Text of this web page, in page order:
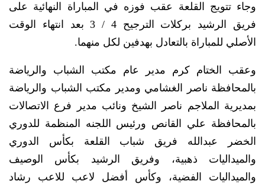
وجاء تتويج القلعة عقب فوزه في المباراة النهائية على
فريق الرشيد بركلات الترجيح 4 / 3 بعد انتهاء الوقت
الأصلي للمباراة بالتعادل بهدفين لكل منهما.
وعقب الختام كرم مدير عام مكتب الشباب والرياضة
بالمحافظة ناصر الغشامي ومدير مكتب الشباب والرياضة
بمديرية الملاجم ناصر الشيخ ونائب مدير فرع الاتصالات
بالمحافظة علي القانص ورئيس اللجنه المنظمة للدوري
الخضر عبدالله فريق شباب القلعة بكأس الدوري
والميداليات ذهبية، وفريق الرشيد بكأس الوصيف
والميداليات الفضية، وكأس أفضل لاعب للاعب رشاد